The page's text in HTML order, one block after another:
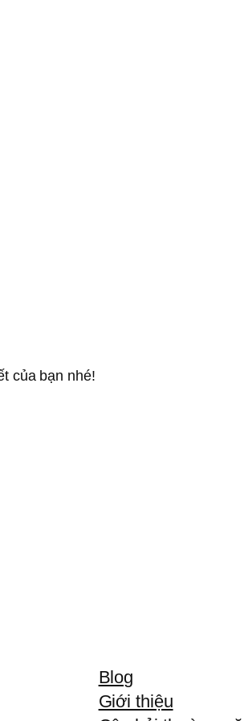
của bạn nhé!
Blog
Giới thiệu